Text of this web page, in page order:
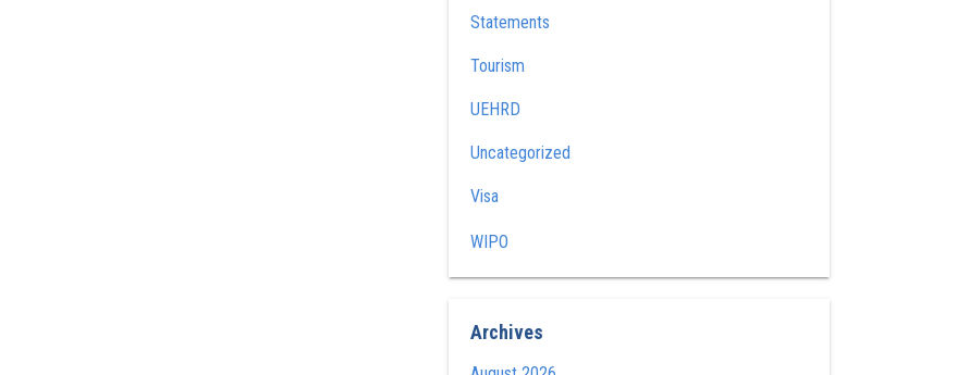
Statements
Tourism
UEHRD
Uncategorized
Visa
WIPO
Archives